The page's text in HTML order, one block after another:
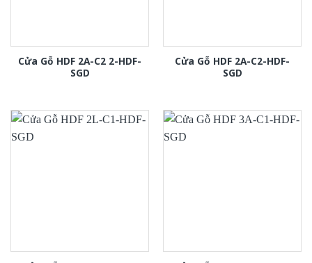
Cửa Gỗ HDF 2A-C2 2-HDF-
SGD
Cửa Gỗ HDF 2A-C2-HDF-
SGD